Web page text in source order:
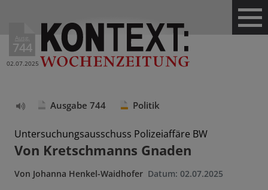
Ausg.
744
02.07.2025
vorlesen
Ausgabe 744 Politik
Untersuchungsausschuss Polizeiaffäre BW
Von Kretschmanns Gnaden
Von Johanna Henkel-Waidhofer Datum: 02.07.2025